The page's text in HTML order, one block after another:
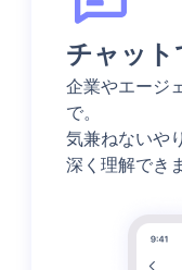
チャット
企業やエージ
で。
気兼ねないや
深く理解でき